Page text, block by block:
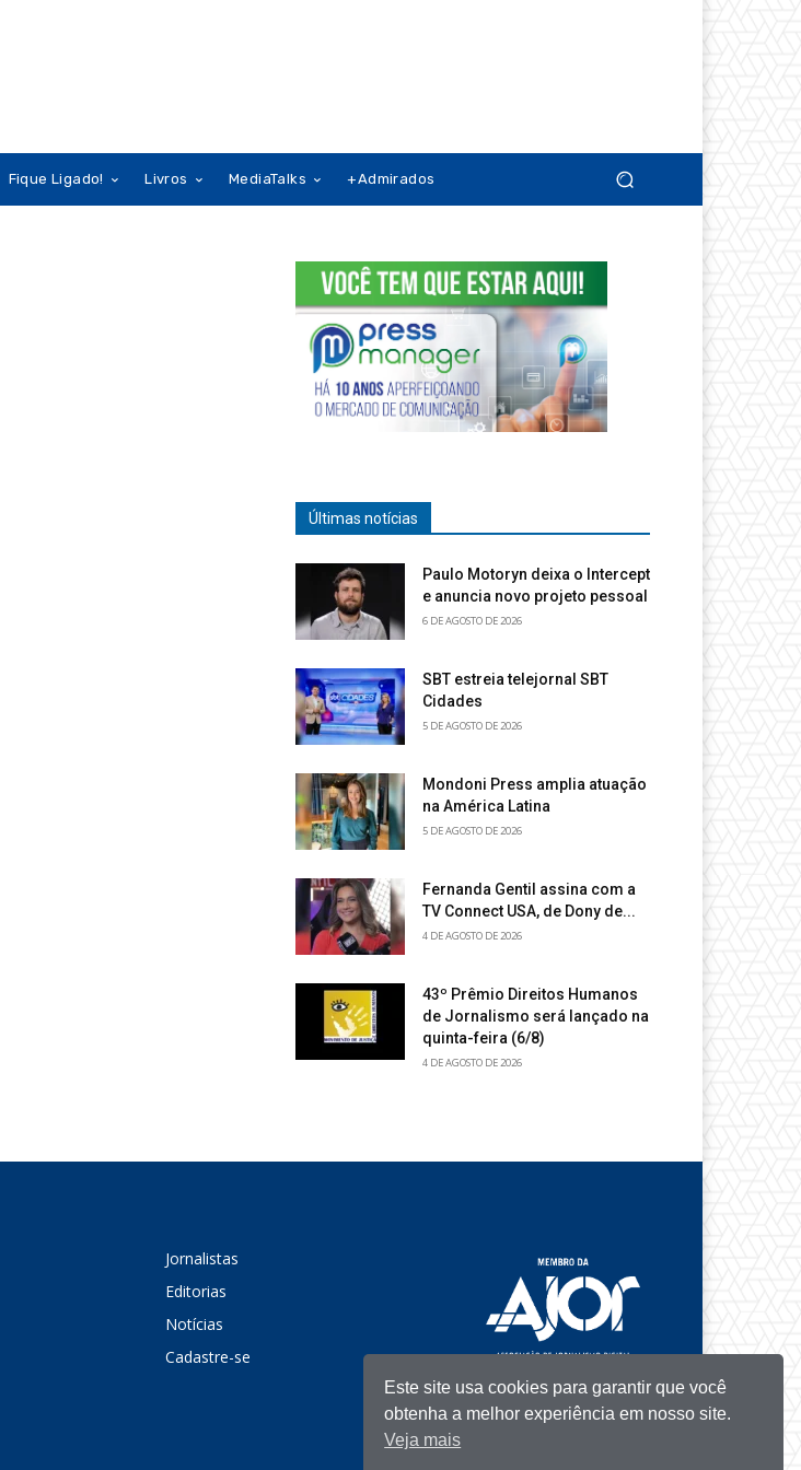
Fique Ligado! Livros MediaTalks +Admirados
Últimas notícias
Paulo Motoryn deixa o Intercept
e anuncia novo projeto pessoal
6 DE AGOSTO DE 2026
SBT estreia telejornal SBT
Cidades
5 DE AGOSTO DE 2026
Mondoni Press amplia atuação
na América Latina
5 DE AGOSTO DE 2026
Fernanda Gentil assina com a
TV Connect USA, de Dony de...
4 DE AGOSTO DE 2026
43º Prêmio Direitos Humanos
de Jornalismo será lançado na
quinta-feira (6/8)
4 DE AGOSTO DE 2026
Jornalistas
Editorias
Notícias
Cadastre-se
Este site usa cookies para garantir que você
obtenha a melhor experiência em nosso site.
Veja mais